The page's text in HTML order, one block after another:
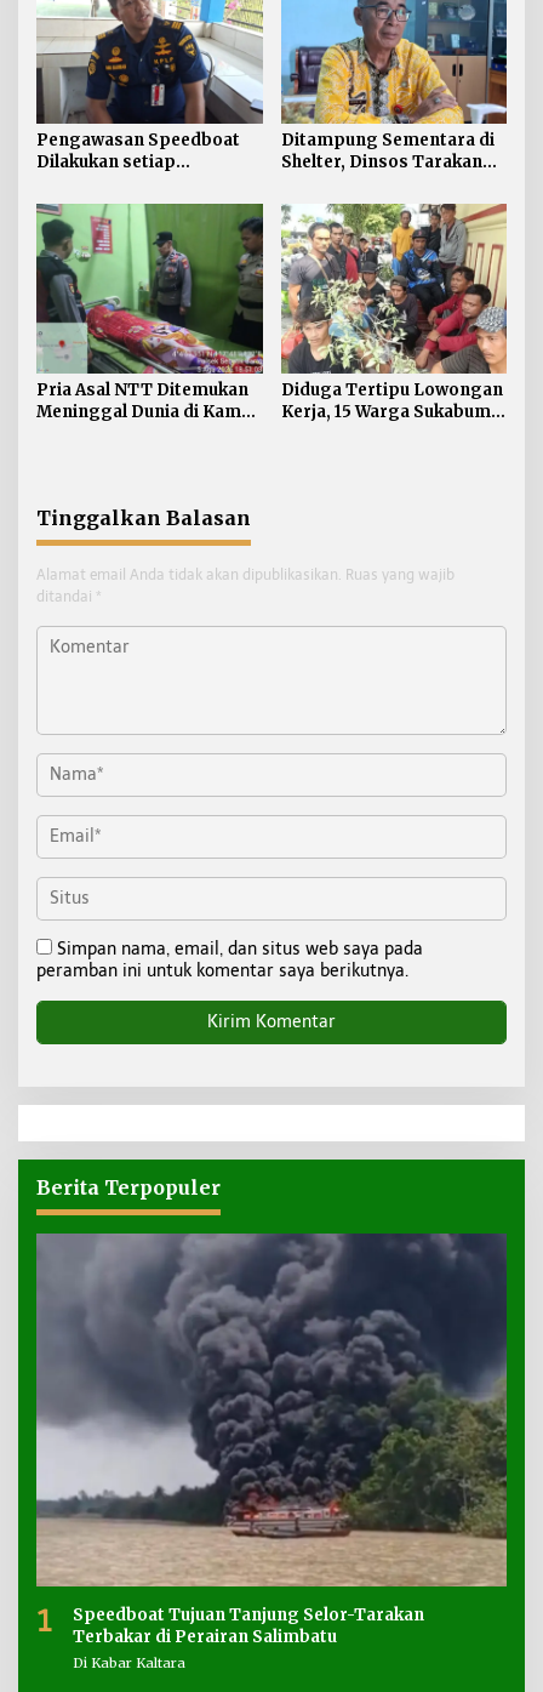
Pengawasan Speedboat
Dilakukan setiap
Acuan Laik Laut
Ditampung Sementara di
Shelter, Dinsos Tarakan
Pekerja Asal Jawa Barat
Pria Asal NTT Ditemukan
Meninggal Dunia di Kamar
Diduga Tertipu Lowongan
Kerja, 15 Warga Sukabumi
Tinggalkan Balasan
Alamat email Anda tidak akan dipublikasikan. Ruas yang wajib
ditandai *
Simpan nama, email, dan situs web saya pada
peramban ini untuk komentar saya berikutnya.
Berita Terpopuler
1
Speedboat Tujuan Tanjung Selor-Tarakan
Terbakar di Perairan Salimbatu
Di Kabar Kaltara